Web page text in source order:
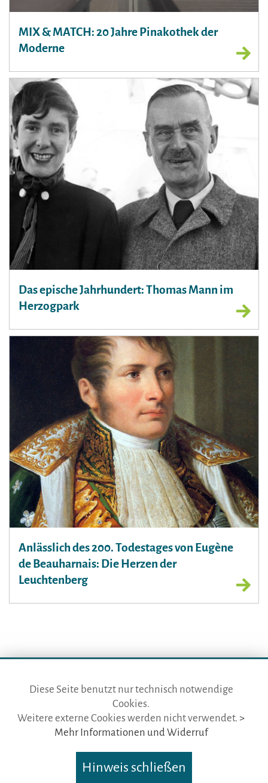
MIX & MATCH: 20 Jahre Pinakothek der
Moderne
Das epische Jahrhundert: Thomas Mann im
Herzogpark
Anlässlich des 200. Todestages von Eugène
de Beauharnais: Die Herzen der
Leuchtenberg
die gästeführer · vertr. durch BVGD · Gustav-Adolf-Str. 33 · D-90439
Nutzungsbedingungen · Impressum · Datenschutz
Diese Seite benutzt nur technisch notwendige
Cookies.
Weitere externe Cookies werden nicht verwendet. >
Mehr Informationen und Widerruf
Hinweis schließen